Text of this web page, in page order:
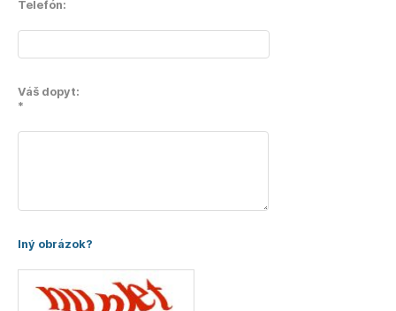
Telefón:
Váš dopyt:
*
Iný obrázok?